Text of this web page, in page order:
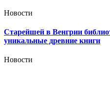
Новости
Старейшей в Венгрии
уникальные древние книги
Новости